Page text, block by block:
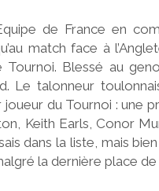
de France en
match face à
Blessé au
Le talonneur
du Tournoi : une
Keith Earls, Conor
dans la liste, mais
la dernière place de